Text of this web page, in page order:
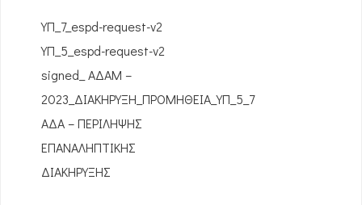
ΥΠ_7_espd-request-v2
YΠ_5_espd-request-v2
signed_ ΑΔΑΜ –
2023_ΔΙΑΚΗΡΥΞΗ_ΠΡΟΜΗΘΕΙΑ_ΥΠ_5_7
ΑΔΑ – ΠΕΡΙΛΗΨΗΣ
ΕΠΑΝΑΛΗΠΤΙΚΗΣ
ΔΙΑΚΗΡΥΞΗΣ